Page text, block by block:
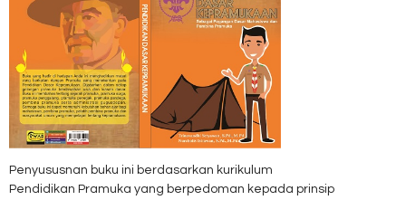
Penyususnan buku ini berdasarkan kurikulum
Pendidikan Pramuka yang berpedoman kepada prinsip